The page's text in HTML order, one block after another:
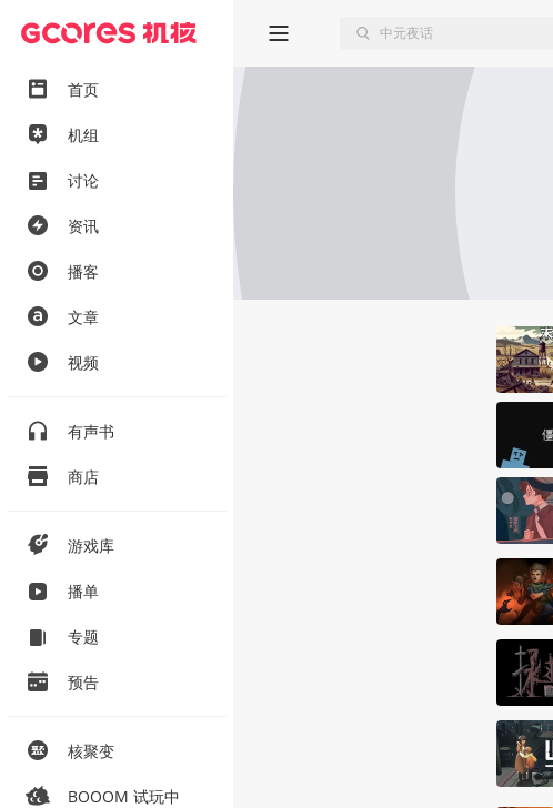
首页
机组
讨论
资讯
播客
文章
视频
有声书
商店
游戏库
播单
专题
预告
核聚变
BOOOM 试玩中